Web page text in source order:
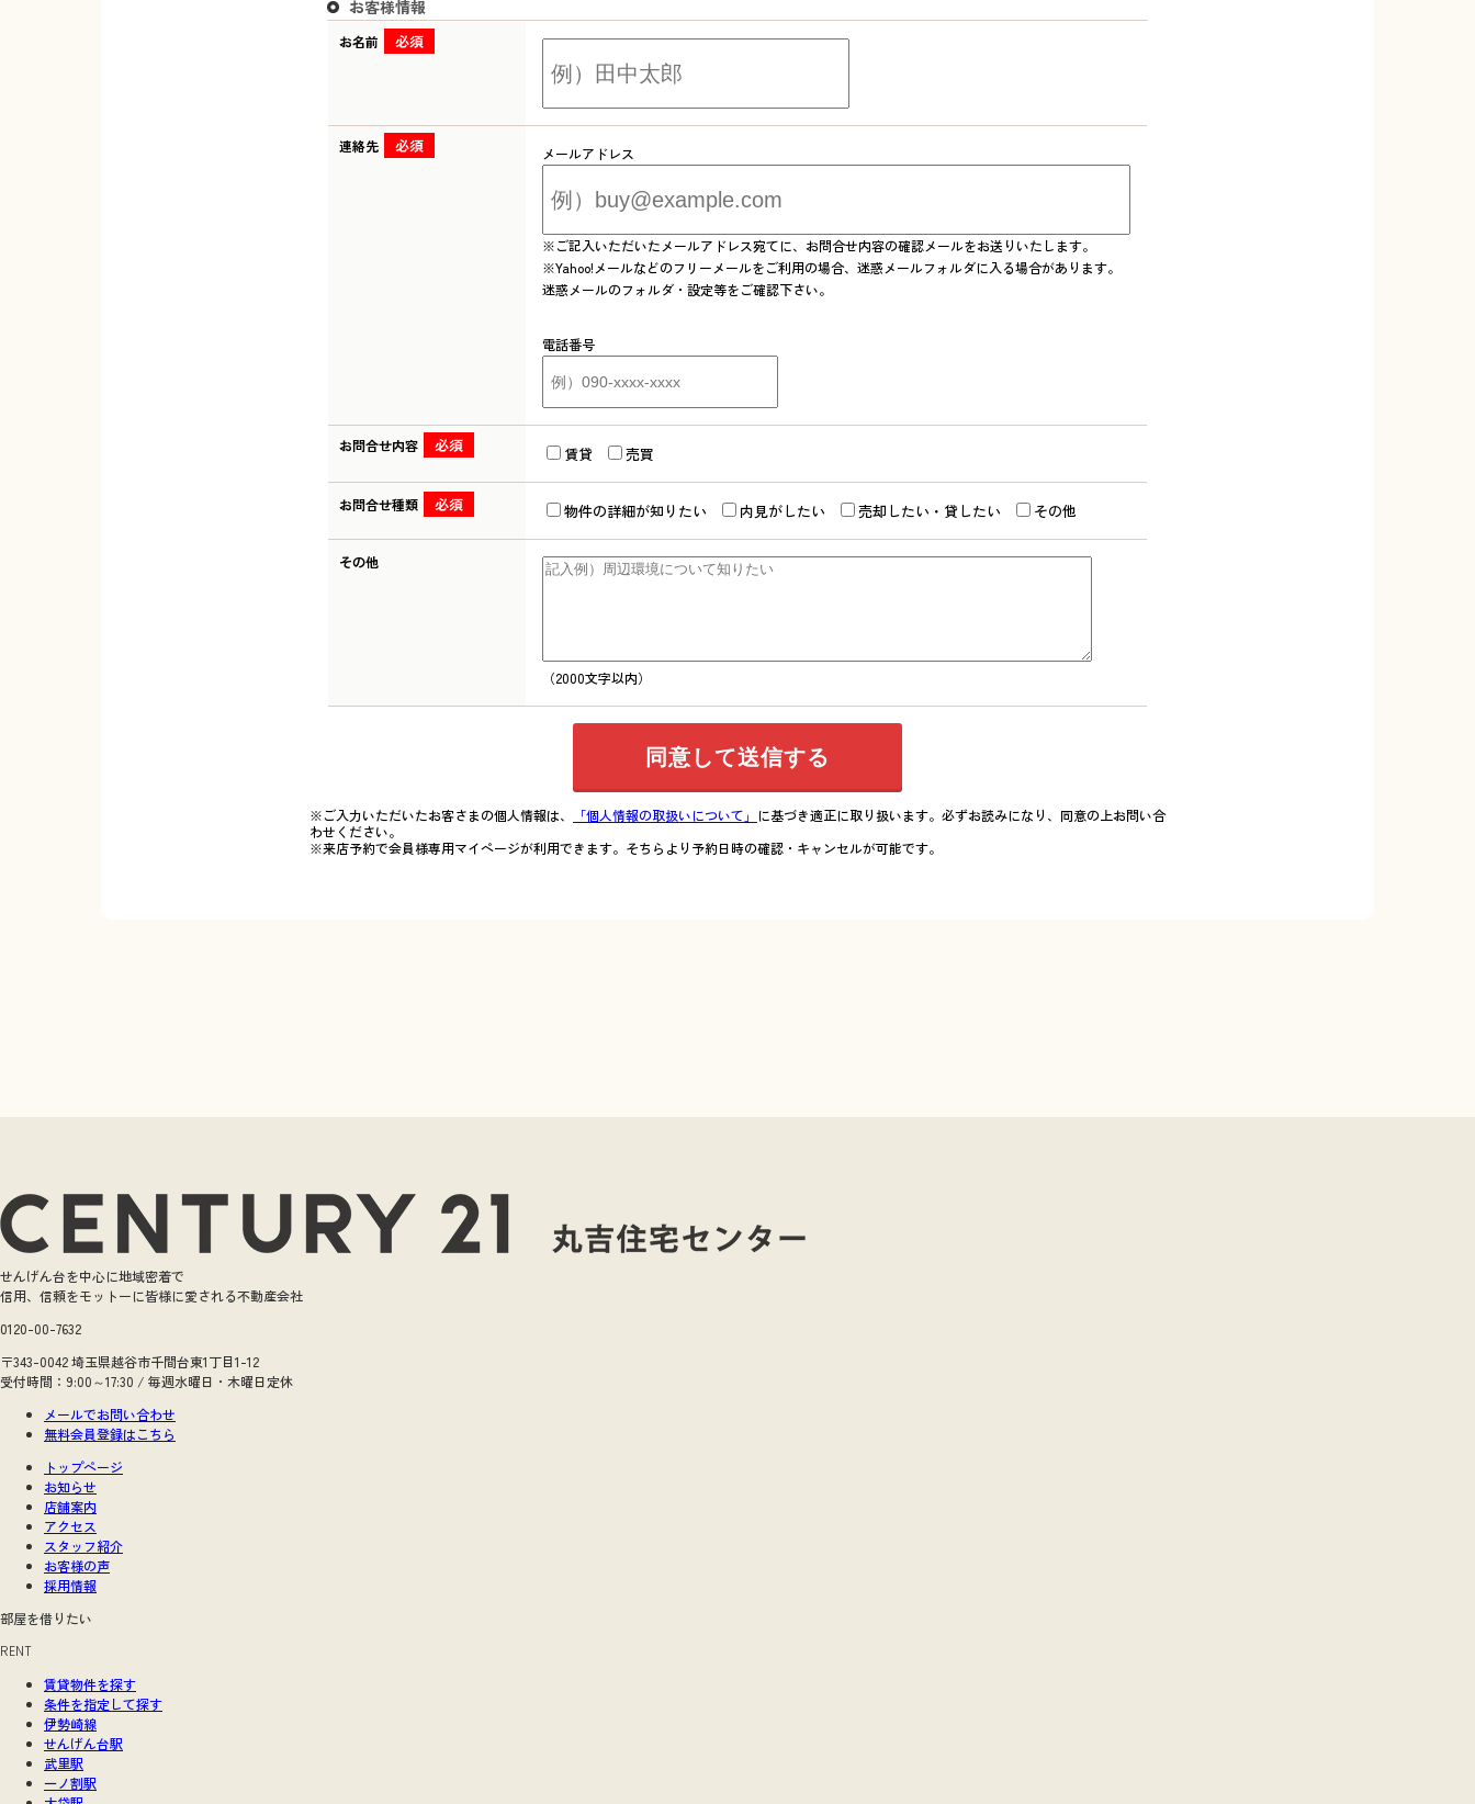
お客様情報
お名前 必須
連絡先 必須 メールアドレス
※ご記入いただいたメールアドレス宛てに、お問合せ内容の確認メールをお送りいたします。
※Yahoo!メールなどのフリーメールをご利用の場合、迷惑メールフォルダに入る場合があります。
迷惑メールのフォルダ・設定等をご確認下さい。
電話番号
お問合せ内容 必須 賃貸 売買
お問合せ種類 必須 物件の詳細が知りたい 内見がしたい 売却したい・貸したい その他
その他
（2000文字以内）
※ご入力いただいたお客さまの個人情報は、 「個人情報の取扱いについて」 に基づき適正に取り扱います。必ずお読みになり、同意の上お問い合
わせください。
※来店予約で会員様専用マイページが利用できます。そちらより予約日時の確認・キャンセルが可能です。
せんげん台を中心に地域密着で
信用、信頼をモットーに皆様に愛される不動産会社
0120-00-7632
〒343-0042 埼玉県越谷市千間台東1丁目1-12
受付時間：9:00～17:30 / 毎週水曜日・木曜日定休
メールでお問い合わせ
無料会員登録はこちら
トップページ
お知らせ
店舗案内
アクセス
スタッフ紹介
お客様の声
採用情報
部屋を借りたい
RENT
賃貸物件を探す
条件を指定して探す
伊勢崎線
せんげん台駅
武里駅
一ノ割駅